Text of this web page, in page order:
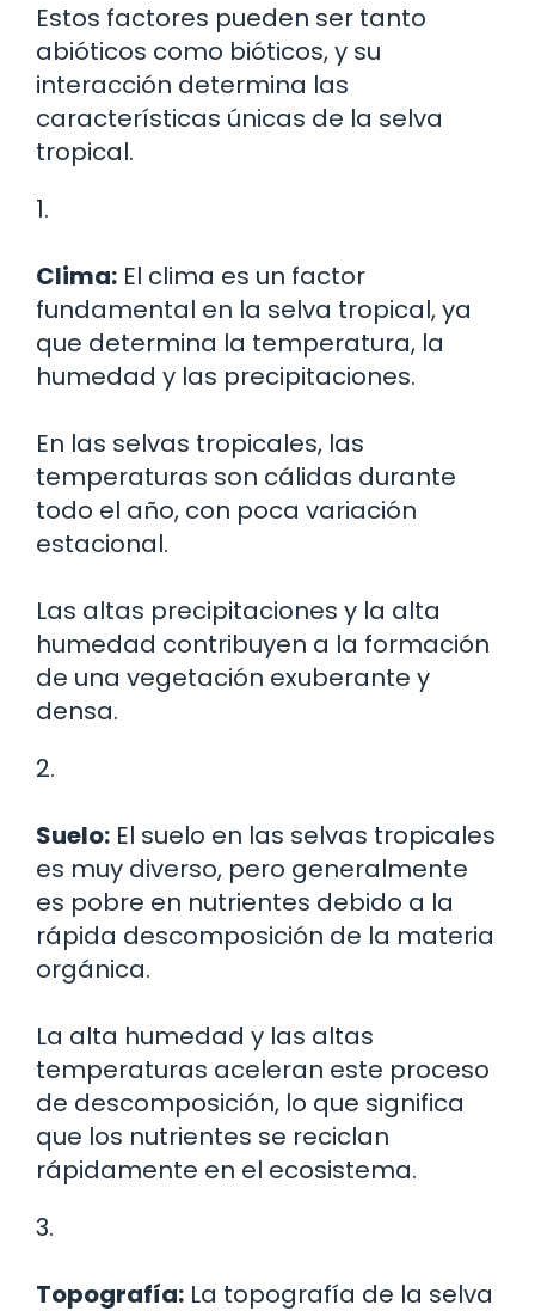
Estos factores pueden ser tanto
abióticos como bióticos, y su
interacción determina las
características únicas de la selva
tropical.
1.
Clima: El clima es un factor
fundamental en la selva tropical, ya
que determina la temperatura, la
humedad y las precipitaciones.
En las selvas tropicales, las
temperaturas son cálidas durante
todo el año, con poca variación
estacional.
Las altas precipitaciones y la alta
humedad contribuyen a la formación
de una vegetación exuberante y
densa.
2.
Suelo: El suelo en las selvas tropicales
es muy diverso, pero generalmente
es pobre en nutrientes debido a la
rápida descomposición de la materia
orgánica.
La alta humedad y las altas
temperaturas aceleran este proceso
de descomposición, lo que significa
que los nutrientes se reciclan
rápidamente en el ecosistema.
3.
Topografía: La topografía de la selva